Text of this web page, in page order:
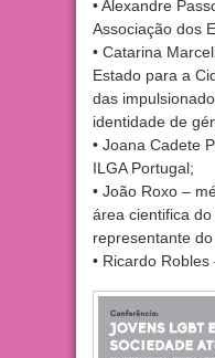
• Alexandre
Associação dos
• Catarina
Estado para a
das
identidade de
• Joana Cadete
ILGA Portugal;
• João Roxo –
área cientifica
representante do
• Ricardo Robles